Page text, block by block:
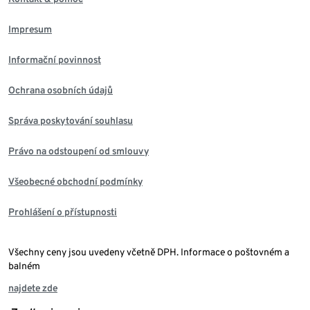
Impresum
Informační povinnost
Ochrana osobních údajů
Správa poskytování souhlasu
Právo na odstoupení od smlouvy
Všeobecné obchodní podmínky
Prohlášení o přístupnosti
Všechny ceny jsou uvedeny včetně DPH. Informace o poštovném a
balném
najdete zde